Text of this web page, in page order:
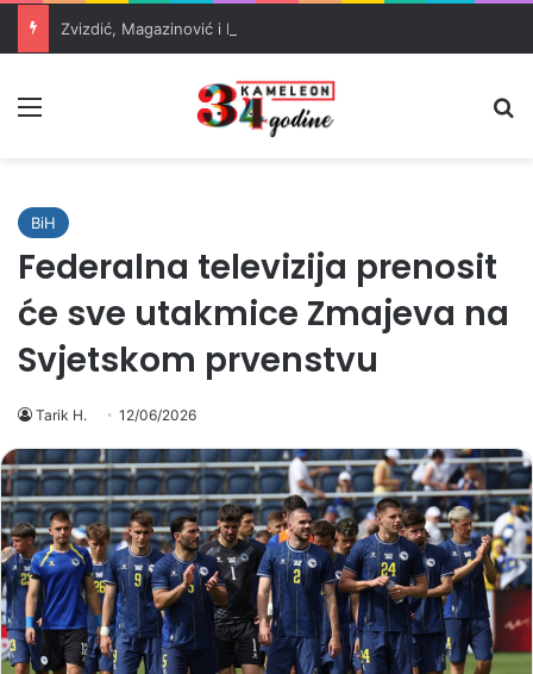
BiH
Federalna televizija prenosit
će sve utakmice Zmajeva na
Svjetskom prvenstvu
Tarik H. 12/06/2026